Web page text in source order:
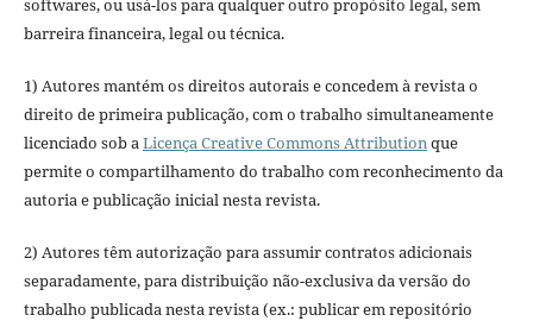
softwares, ou usá-los para qualquer outro propósito legal, sem
barreira financeira, legal ou técnica.
1) Autores mantém os direitos autorais e concedem à revista o
direito de primeira publicação, com o trabalho simultaneamente
licenciado sob aLicença Creative Commons Attributionque
permite o compartilhamento do trabalho com reconhecimento da
autoria e publicação inicial nesta revista.
2) Autores têm autorização para assumir contratos adicionais
separadamente, para distribuição não-exclusiva da versão do
trabalho publicada nesta revista (ex.: publicar em repositório